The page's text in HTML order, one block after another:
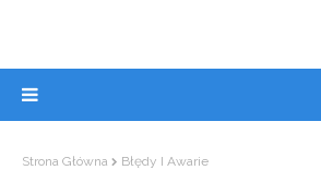
Strona Główna Błędy I Awarie